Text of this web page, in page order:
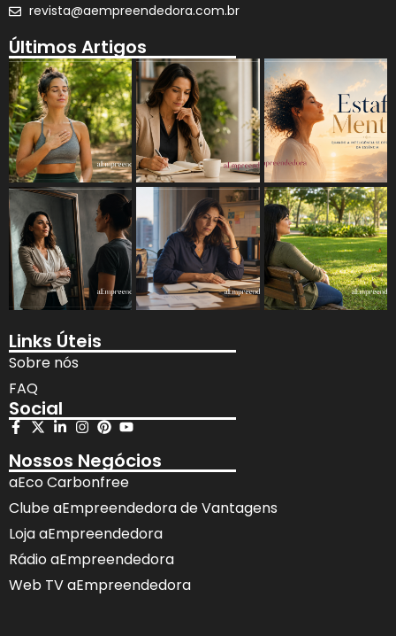
revista@aempreendedora.com.br
Últimos Artigos
Links Úteis
Sobre nós
FAQ
Social
Nossos Negócios
aEco Carbonfree
Clube aEmpreendedora de Vantagens
Loja aEmpreendedora
Rádio aEmpreendedora
Web TV aEmpreendedora